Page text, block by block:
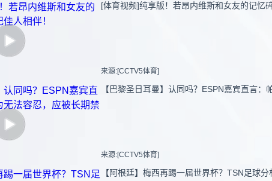
[体育视频]纯享版！若昂内维斯和女友的记忆
来源:[CCTV5体育]
【巴黎圣日耳曼】认同吗？ESPN嘉宾直言
来源:[CCTV5体育]
【阿根廷】梅西再踢一届世界杯？TSN足球